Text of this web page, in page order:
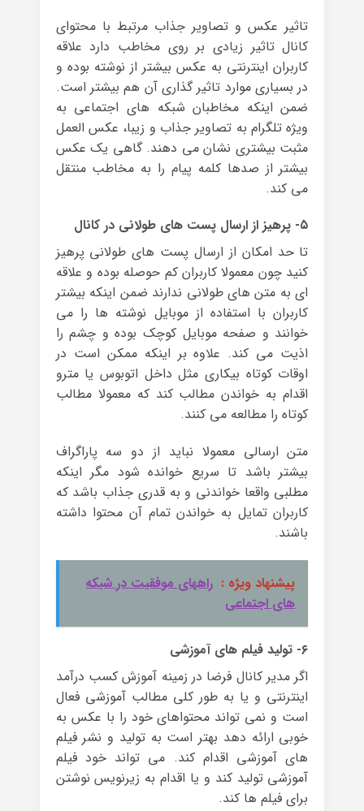
تاثیر عکس و تصاویر جذاب مرتبط با محتوای
کانال تاثیر زیادی بر روی مخاطب دارد علاقه
کاربران اینترنتی به عکس بیشتر از نوشته بوده و
در بسیاری موارد تاثیر گذاری آن هم بیشتر است.
ضمن اینکه مخاطبان شبکه های اجتماعی به
ویژه تلگرام به تصاویر جذاب و زیبا، عکس العمل
مثبت بیشتری نشان می دهند. گاهی یک عکس
بیشتر از صدها کلمه پیام را به مخاطب منتقل
می کند.
۵- پرهیز از ارسال پست های طولانی در کانال
تا حد امکان از ارسال پست های طولانی پرهیز
کنید چون معمولا کاربران کم حوصله بوده و علاقه
ای به متن های طولانی ندارند ضمن اینکه بیشتر
کاربران با استفاده از موبایل نوشته ها را می
خوانند و صفحه موبایل کوچک بوده و چشم را
اذیت می کند. علاوه بر اینکه ممکن است در
اوقات کوتاه بیکاری مثل داخل اتوبوس یا مترو
اقدام به خواندن مطالب کند که معمولا مطالب
کوتاه را مطالعه می کنند.
متن ارسالی معمولا نباید از دو سه پاراگراف
بیشتر باشد تا سریع خوانده شود مگر اینکه
مطلبی واقعا خواندنی و به قدری جذاب باشد که
کاربران تمایل به خواندن تمام آن محتوا داشته
باشند.
پیشنهاد ویژه : راههای موفقیت در شبکه
های اجتماعی
۶- تولید فیلم های آموزشی
اگر مدیر کانال فرضا در زمینه آموزش کسب درآمد
اینترنتی و یا به طور کلی مطالب آموزشی فعال
است و نمی تواند محتواهای خود را با عکس به
خوبی ارائه دهد بهتر است به تولید و نشر فیلم
های آموزشی اقدام کند. می تواند خود فیلم
آموزشی تولید کند و یا اقدام به زیرنویس نوشتن
برای فیلم ها کند.